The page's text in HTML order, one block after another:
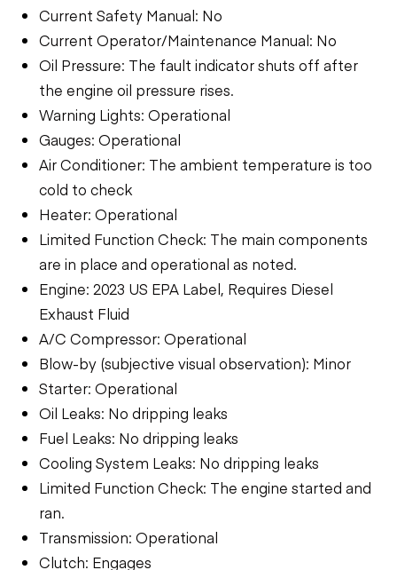
Current Safety Manual: No
Current Operator/Maintenance Manual: No
Oil Pressure: The fault indicator shuts off after
the engine oil pressure rises.
Warning Lights: Operational
Gauges: Operational
Air Conditioner: The ambient temperature is too
cold to check
Heater: Operational
Limited Function Check: The main components
are in place and operational as noted.
Engine: 2023 US EPA Label, Requires Diesel
Exhaust Fluid
A/C Compressor: Operational
Blow-by (subjective visual observation): Minor
Starter: Operational
Oil Leaks: No dripping leaks
Fuel Leaks: No dripping leaks
Cooling System Leaks: No dripping leaks
Limited Function Check: The engine started and
ran.
Transmission: Operational
Clutch: Engages